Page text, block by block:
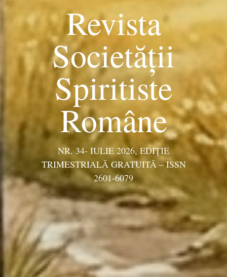
Revista
Societății
Spiritiste
Române
NR. 34- IULIE 2026, EDIŢIE
TRIMESTRIALĂ GRATUITĂ – ISSN
2601-6079